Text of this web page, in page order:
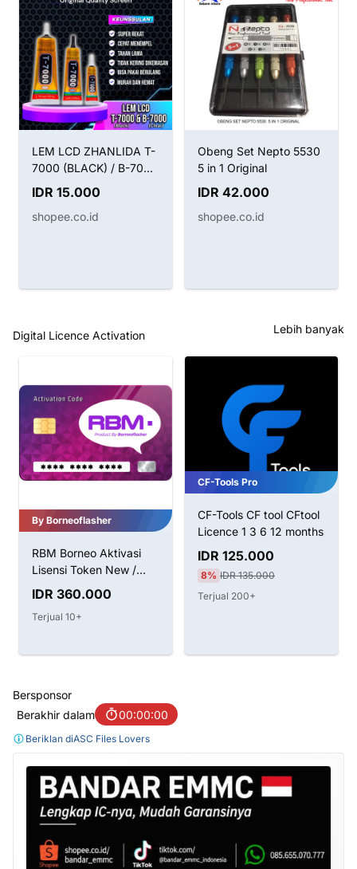
LEM LCD ZHANLIDA T-
7000 (BLACK) / B-7000
(CLEAR) / LEM T7000
HITAM B7000 BENING
IDR 15.000
shopee.co.id
Obeng Set Nepto 5530
5 in 1 Original
IDR 42.000
shopee.co.id
Digital Licence Activation Lebih banyak
By Borneoflasher
RBM Borneo Aktivasi
Lisensi Token New /
Renew
IDR 360.000
Terjual 10+
CF-Tools Pro
CF-Tools CF tool CFtool
Licence 1 3 6 12 months
IDR 125.000
8% IDR 135.000
Terjual 200+
Bersponsor
Berakhir dalam
00:00:00
Beriklan diASC Files Lovers